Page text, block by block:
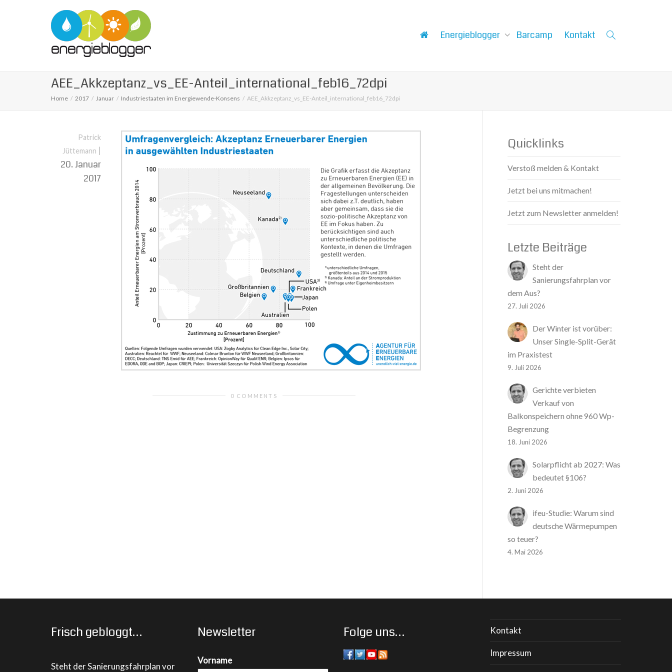
Energieblogger Barcamp Kontakt
AEE_Akkzeptanz_vs_EE-Anteil_international_feb16_72dpi
Home 2017 Januar Industriestaaten im Energiewende-Konsens AEE_Akkzeptanz_vs_EE-Anteil_international_feb16_72dpi
Patrick
Jüttemann |
20. Januar
2017
0 COMMENTS
Quicklinks
Verstoß melden & Kontakt
Jetzt bei uns mitmachen!
Jetzt zum Newsletter anmelden!
Letzte Beiträge
Steht der
Sanierungsfahrplan vor
dem Aus?
27. Juli 2026
Der Winter ist vorüber:
Unser Single-Split-Gerät
im Praxistest
9. Juli 2026
Gerichte verbieten
Verkauf von
Balkonspeichern ohne 960 Wp-
Begrenzung
18. Juni 2026
Solarpflicht ab 2027: Was
bedeutet §106?
2. Juni 2026
ifeu-Studie: Warum sind
deutsche Wärmepumpen
so teuer?
4. Mai 2026
Frisch gebloggt…
Steht der Sanierungsfahrplan vor
Newsletter
Vorname
Folge uns… Kontakt
Impressum